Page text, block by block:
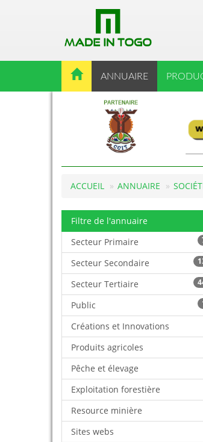
ANNUAIRE
ACCUEIL ANNUAIRE
Filtre de l'annuaire
Secteur Primaire
Secteur Secondaire
Secteur Tertiaire
Public
Créations et Innovations
Produits agricoles
Pêche et élevage
Exploitation forestière
Resource minière
Sites webs